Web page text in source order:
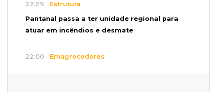
22:29 Estrutura
Pantanal passa a ter unidade regional para
atuar em incêndios e desmate
22:00 Emagrecedores